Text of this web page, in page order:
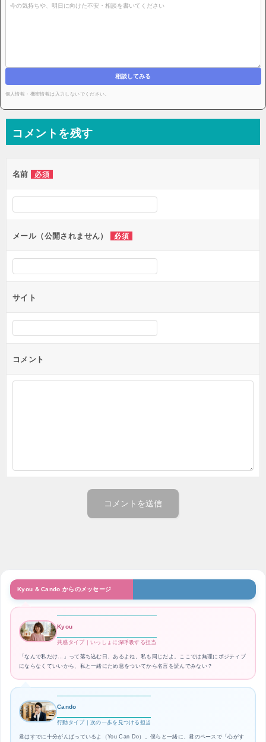
相談してみる
個人情報・機密情報は入力しないでください。
コメントを残す
名前 必須
メール（公開されません） 必須
サイト
コメント
Kyou & Cando からのメッセージ
Kyou
共感タイプ｜いっしょに深呼吸する担当
「なんで私だけ…」って落ち込む日、あるよね。私も同じだよ。ここでは無理にポジティブ
にならなくていいから、私と一緒にため息をついてから名言を読んでみない？
Cando
行動タイプ｜次の一歩を見つける担当
君はすでに十分がんばっているよ（You Can Do）。僕らと一緒に、君のペースで「心がす